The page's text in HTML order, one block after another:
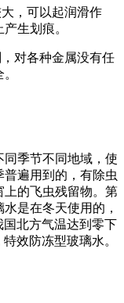
，可以起润滑作
生划痕。
对各种金属没有任
季节不同地域，使
遍用到的，有除虫
上的飞虫残留物。第
是在冬天使用的，
北方气温达到零下
效防冻型玻璃水。